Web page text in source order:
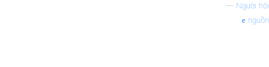
— Người hỏi
nguồn